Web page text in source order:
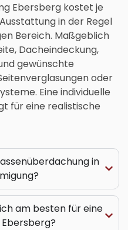
Ebersberg kostet je
in der Regel
Bereich. Maßgeblich
Dacheindeckung,
gewünschte
oder
Eine individuelle
für eine realistische
in
am besten für eine